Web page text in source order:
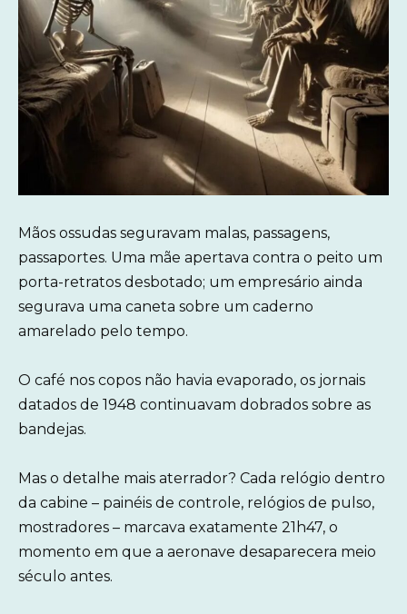
Mãos ossudas seguravam malas, passagens,
passaportes. Uma mãe apertava contra o peito um
porta-retratos desbotado; um empresário ainda
segurava uma caneta sobre um caderno
amarelado pelo tempo.
O café nos copos não havia evaporado, os jornais
datados de 1948 continuavam dobrados sobre as
bandejas.
Mas o detalhe mais aterrador? Cada relógio dentro
da cabine – painéis de controle, relógios de pulso,
mostradores – marcava exatamente 21h47, o
momento em que a aeronave desaparecera meio
século antes.